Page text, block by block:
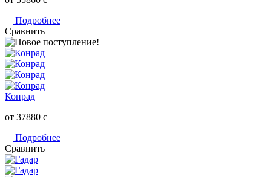
Подробнее
Сравнить
Конрад
от 37880 c
Подробнее
Сравнить